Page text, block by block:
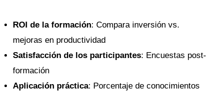
ROI de la formación: Compara inversión vs.
mejoras en productividad
Satisfacción de los participantes: Encuestas post-
formación
Aplicación práctica: Porcentaje de conocimientos